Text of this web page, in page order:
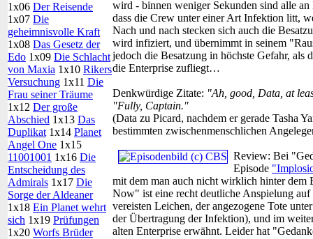
1x06 Der Reisende
1x07 Die
geheimnisvolle Kraft
1x08 Das Gesetz der
Edo 1x09 Die Schlacht
von Maxia 1x10 Rikers
Versuchung 1x11 Die
Frau seiner Träume
1x12 Der große
Abschied 1x13 Das
Duplikat 1x14 Planet
Angel One 1x15
11001001 1x16 Die
Entscheidung des
Admirals 1x17 Die
Sorge der Aldeaner
1x18 Ein Planet wehrt
sich 1x19 Prüfungen
1x20 Worfs Brüder
wird - binnen weniger Sekunden sind alle
dass die Crew unter einer Art Infektion litt,
Nach und nach stecken sich auch die
wird infiziert, und übernimmt in seinem
jedoch die Besatzung in höchste Gefahr, als
die Enterprise zufliegt…
Denkwürdige Zitate: "Ah, good, Data, at
"Fully, Captain."
(Data zu Picard, nachdem er gerade Tasha
bestimmten zwischenmenschlichen
Review: Bei
Episode
mit dem man auch nicht wirklich hinter
Now" ist eine recht deutliche Anspielung
vereisten Leichen, der angezogene Tote
der Übertragung der Infektion), und im
alten Enterprise erwähnt. Leider hat